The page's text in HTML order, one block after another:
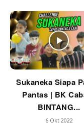
Sukaneka Siapa
Pantas | BK
BINTANG...
6 Okt 2022